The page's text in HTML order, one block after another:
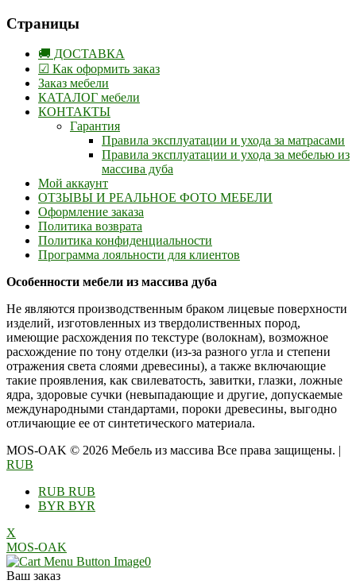
Страницы
🚚 ДОСТАВКА
☑ Как оформить заказ
Заказ мебели
КАТАЛОГ мебели
КОНТАКТЫ
Гарантия
Правила эксплуатации и ухода за матрасами
Правила эксплуатации и ухода за мебелью из
массива дуба
Мой аккаунт
ОТЗЫВЫ И РЕАЛЬНОЕ ФОТО МЕБЕЛИ
Оформление заказа
Политика возврата
Политика конфиденциальности
Программа лояльности для клиентов
Особенности мебели из массива дуба
Не являются производственным браком лицевые поверхности
изделий, изготовленных из твердолиственных пород,
имеющие расхождения по текстуре (волокнам), возможное
расхождение по тону отделки (из-за разного угла и степени
отражения света слоями древесины), а также включающие
такие проявления, как свилеватость, завитки, глазки, ложные
ядра, здоровые сучки (невыпадающие и другие, допускаемые
международными стандартами, пороки древесины, выгодно
отличающие ее от синтетического материала.
MOS-OAK © 2026 Мебель из массива Все права защищены. |
RUB
RUB RUB
BYR BYR
X
MOS-OAK
0
Ваш заказ